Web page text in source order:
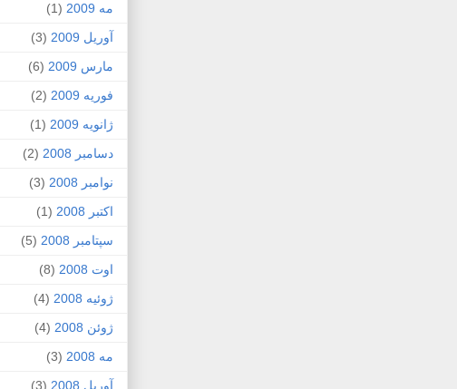
مه 2009
(1)
آوریل 2009
(3)
مارس 2009
(6)
فوریه 2009
(2)
ژانویه 2009
(1)
دسامبر 2008
(2)
نوامبر 2008
(3)
اکتبر 2008
(1)
سپتامبر 2008
(5)
اوت 2008
(8)
ژوئیه 2008
(4)
ژوئن 2008
(4)
مه 2008
(3)
آوریل 2008
(3)